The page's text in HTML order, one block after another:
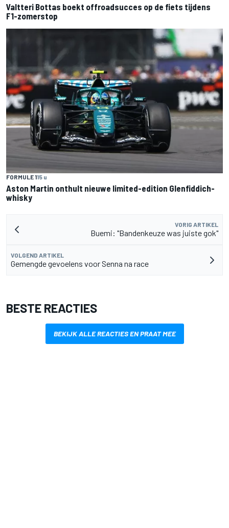
Valtteri Bottas boekt offroadsucces op de fiets tijdens
F1-zomerstop
FORMULE 115 u
Aston Martin onthult nieuwe limited-edition Glenfiddich-
whisky
VORIG ARTIKEL
Buemi: "Bandenkeuze was juiste gok"
VOLGEND ARTIKEL
Gemengde gevoelens voor Senna na race
BESTE REACTIES
BEKIJK ALLE REACTIES EN PRAAT MEE